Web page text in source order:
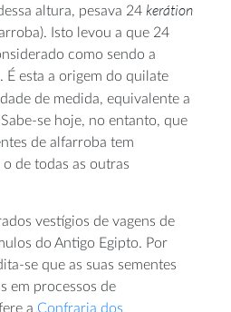
altura, pesava 24 kerátion
Isto levou a que 24
como sendo a
É esta a origem do quilate
de medida, equivalente a
se hoje, no entanto, que
de alfarroba tem
de todas as outras
vestígios de vagens de
do Antigo Egipto. Por
se que as suas sementes
em processos de
a Confraria dos